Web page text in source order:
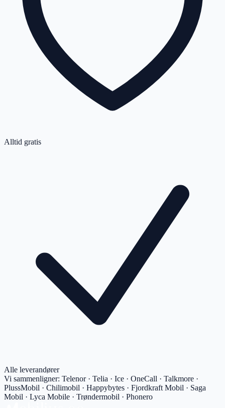
Alltid gratis
Alle leverandører
Vi sammenligner: Telenor · Telia · Ice · OneCall · Talkmore ·
PlussMobil · Chilimobil · Happybytes · Fjordkraft Mobil · Saga
Mobil · Lyca Mobile · Trøndermobil · Phonero